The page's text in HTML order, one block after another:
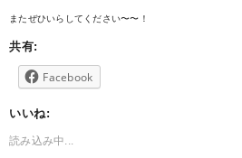
またぜひいらしてください〜〜！
共有:
Facebook
いいね:
読み込み中...